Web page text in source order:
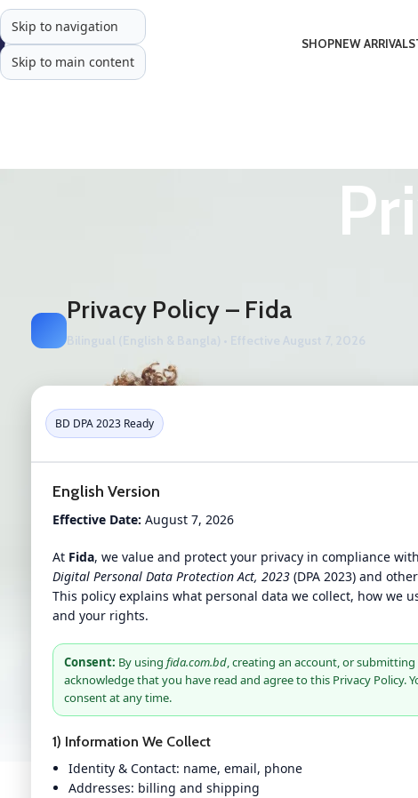
Skip to navigation
Skip to main content
SHOPNEW ARRIVAL
Privacy Policy – Fida
Bilingual (English & Bangla) • Effective August 7, 2026
BD DPA 2023 Ready
English Version
Effective Date: August 7, 2026
At Fida, we value and protect your privacy in compliance
Digital Personal Data Protection Act, 2023 (DPA 2023) and
This policy explains what personal data we collect, how we
and your rights.
Consent: By using fida.com.bd, creating an account, or
acknowledge that you have read and agree to this Privacy Policy.
consent at any time.
1) Information We Collect
Identity & Contact: name, email, phone
Addresses: billing and shipping